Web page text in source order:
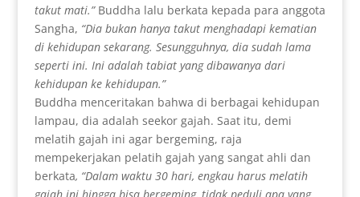
takut mati.”Buddha lalu berkata kepada para anggota
Sangha, “Dia bukan hanya takut menghadapi kematian
di kehidupan sekarang. Sesungguhnya, dia sudah lama
seperti ini. Ini adalah tabiat yang dibawanya dari
kehidupan ke kehidupan.”
Buddha menceritakan bahwa di berbagai kehidupan
lampau, dia adalah seekor gajah. Saat itu, demi
melatih gajah ini agar bergeming, raja
mempekerjakan pelatih gajah yang sangat ahli dan
berkata, “Dalam waktu 30 hari, engkau harus melatih